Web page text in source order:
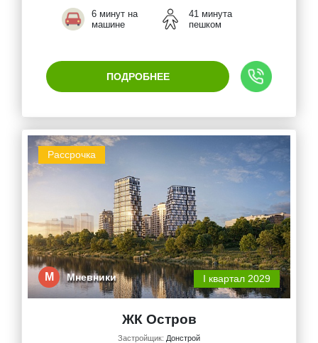
6 минут на
машине
41 минута
пешком
ПОДРОБНЕЕ
Рассрочка
М Мневники I квартал 2029
ЖК Остров
Застройщик: Донстрой